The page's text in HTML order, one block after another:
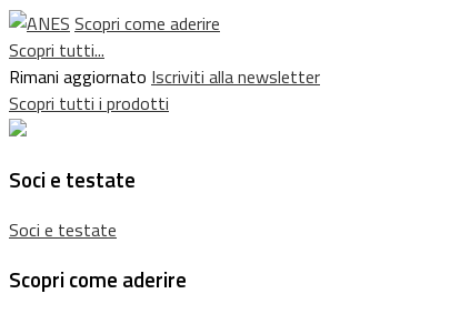
Scopri come aderire
Scopri tutti...
Rimani aggiornato Iscriviti alla newsletter
Scopri tutti i prodotti
Soci e testate
Soci e testate
Scopri come aderire